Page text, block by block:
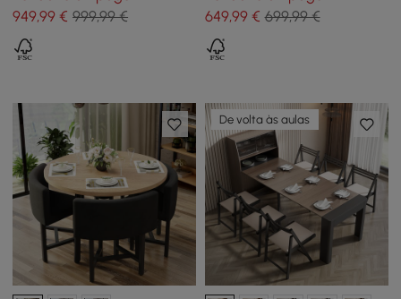
cm — cinza, acomoda 4-6
949,99 € 999,99 €
Cinzento com Aparador,
para 2-4 Pessoas
649,99€ 699,99 €
De volta às aulas